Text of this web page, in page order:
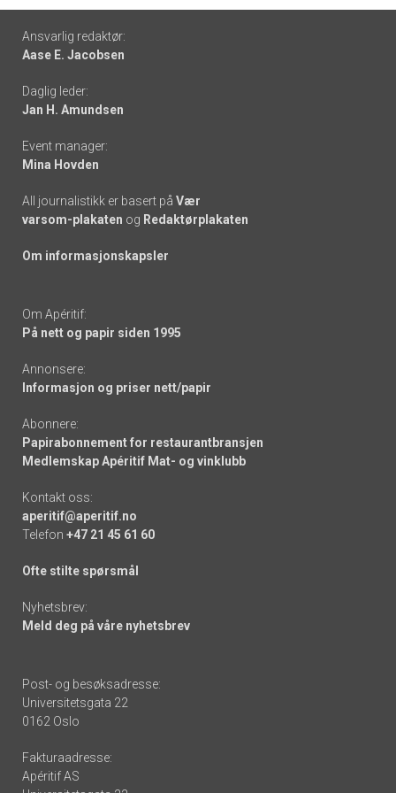
Footer
-
links
Ansvarlig redaktør:
Aase E. Jacobsen
Daglig leder:
Jan H. Amundsen
Event manager:
Mina Hovden
All journalistikk er basert på Vær
varsom-plakaten og Redaktørplakaten
Om informasjonskapsler
Om Apéritif:
På nett og papir siden 1995
Annonsere:
Informasjon og priser nett/papir
Abonnere:
Papirabonnement for restaurantbransjen
Medlemskap Apéritif Mat- og vinklubb
Kontakt oss:
aperitif@aperitif.no
Telefon +47 21 45 61 60
Ofte stilte spørsmål
Nyhetsbrev:
Meld deg på våre nyhetsbrev
Post- og besøksadresse:
Universitetsgata 22
0162 Oslo
Fakturaadresse:
Apéritif AS